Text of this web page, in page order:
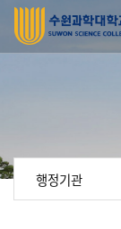
행정기관